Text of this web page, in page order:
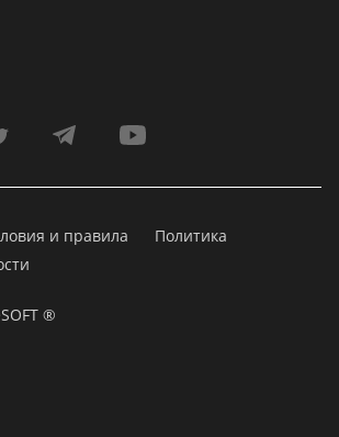
и правила
Политика
®